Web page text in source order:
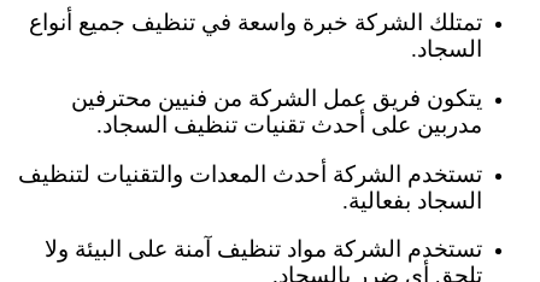
تمتلك الشركة خبرة واسعة في تنظيف جميع أنواع
السجاد.
يتكون فريق عمل الشركة من فنيين محترفين
مدربين على أحدث تقنيات تنظيف السجاد.
تستخدم الشركة أحدث المعدات والتقنيات لتنظيف
السجاد بفعالية.
تستخدم الشركة مواد تنظيف آمنة على البيئة ولا
تلحق أي ضرر بالسجاد.